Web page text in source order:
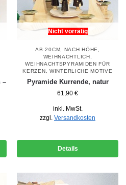
–
Nicht vorrätig
AB 20CM, NACH HÖHE,
WEIHNACHTLICH ,
WEIHNACHTSPYRAMIDEN FÜR
KERZEN , WINTERLICHE MOTIVE
Pyramide Kurrende, natur
61,90 €
inkl. MwSt.
zzgl. Versandkosten
Details